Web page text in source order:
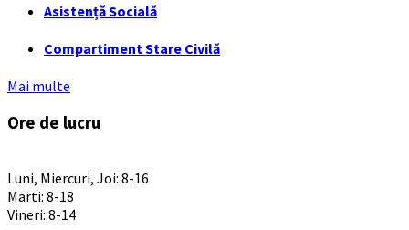
Asistență Socială
Compartiment Stare Civilă
Mai multe
Ore de lucru
Luni, Miercuri, Joi: 8-16
Marti: 8-18
Vineri: 8-14